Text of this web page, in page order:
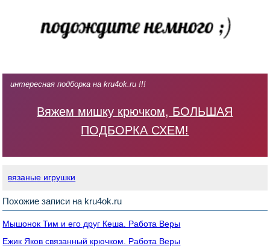
интересная подборка на kru4ok.ru !!!
Вяжем мишку крючком, БОЛЬШАЯ
ПОДБОРКА СХЕМ!
вязаные игрушки
Похожие записи на kru4ok.ru
Мышонок Тим и его друг Кеша. Работа Веры
Ежик Яков связанный крючком. Работа Веры